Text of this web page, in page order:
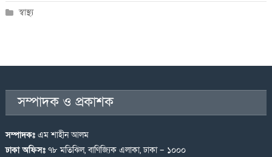
স্বাস্থ্য
সম্পাদক ও প্রকাশক
সম্পাদকঃ এম শাহীন আলম
ঢাকা অফিসঃ ৭৮ মতিঝিল, বাণিজ্যিক এলাকা, ঢাকা – ১০০০